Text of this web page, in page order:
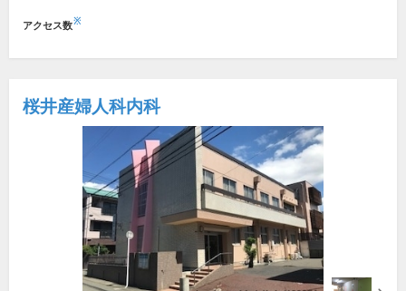
アクセス数※
桜井産婦人科内科